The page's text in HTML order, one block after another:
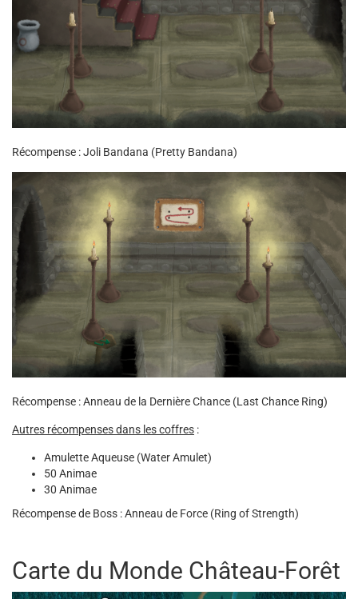
Récompense : Joli Bandana (Pretty Bandana)
Récompense : Anneau de la Dernière Chance (Last Chance Ring)
Autres récompenses dans les coffres :
Amulette Aqueuse (Water Amulet)
50 Animae
30 Animae
Récompense de Boss : Anneau de Force (Ring of Strength)
Carte du Monde Château-Forêt